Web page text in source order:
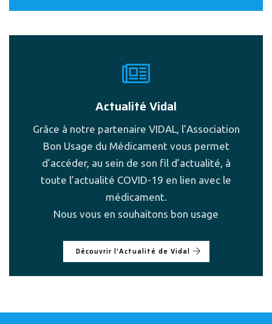
Actualité Vidal
Grâce à notre partenaire VIDAL, l’Association
Bon Usage du Médicament vous permet
d’accéder, au sein de son fil d’actualité, à
toute l’actualité COVID-19 en lien avec le
médicament.
Nous vous en souhaitons bon usage
Découvrir l'Actualité de Vidal